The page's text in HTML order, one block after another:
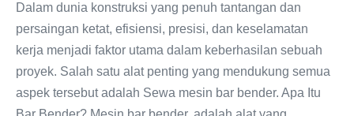
Dalam dunia konstruksi yang penuh tantangan dan
persaingan ketat, efisiensi, presisi, dan keselamatan
kerja menjadi faktor utama dalam keberhasilan sebuah
proyek. Salah satu alat penting yang mendukung semua
aspek tersebut adalah Sewa mesin bar bender. Apa Itu